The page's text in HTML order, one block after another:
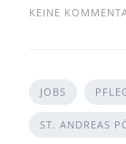
KEINE
JOBS
ST. ANDREAS